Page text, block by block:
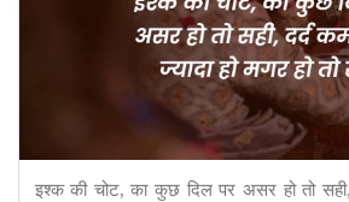
इश्क की चोट, का कुछ दिल पर असर हो तो सही,